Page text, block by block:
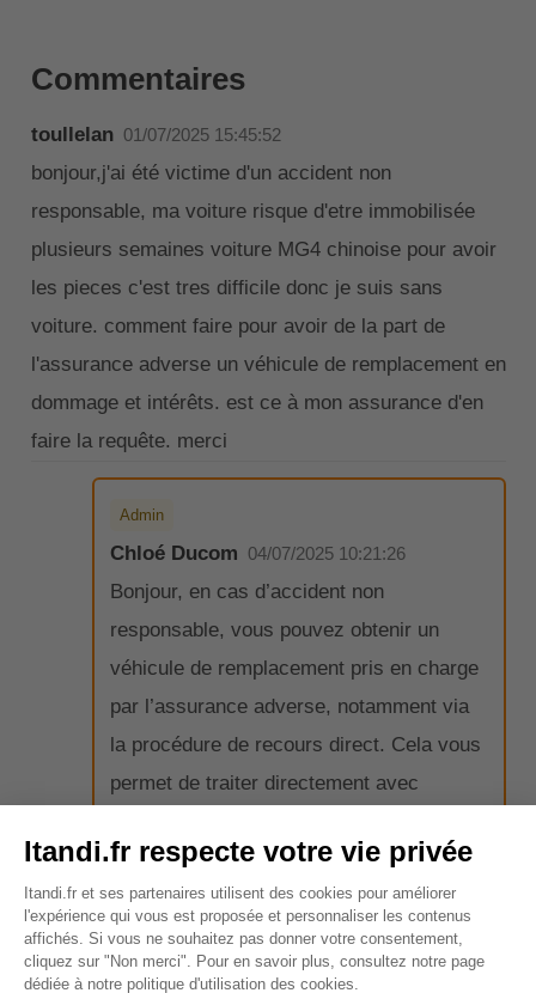
Commentaires
toullelan 01/07/2025 15:45:52
bonjour,j'ai été victime d'un accident non
responsable, ma voiture risque d'etre immobilisée
plusieurs semaines voiture MG4 chinoise pour avoir
les pieces c'est tres difficile donc je suis sans
voiture. comment faire pour avoir de la part de
l'assurance adverse un véhicule de remplacement en
dommage et intérêts. est ce à mon assurance d'en
faire la requête. merci
Admin
Chloé Ducom 04/07/2025 10:21:26
Bonjour, en cas d’accident non
responsable, vous pouvez obtenir un
véhicule de remplacement pris en charge
par l’assurance adverse, notamment via
la procédure de recours direct. Cela vous
permet de traiter directement avec
par votre propre assurance, qui n’est pas
tenue de faire la demande pour vous. Je
vous conseille de mandater un expert
indépendant pour défendre vos intérêts et